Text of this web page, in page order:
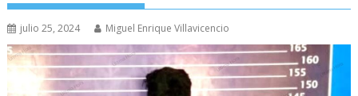
julio 25, 2024 Miguel Enrique Villavicencio